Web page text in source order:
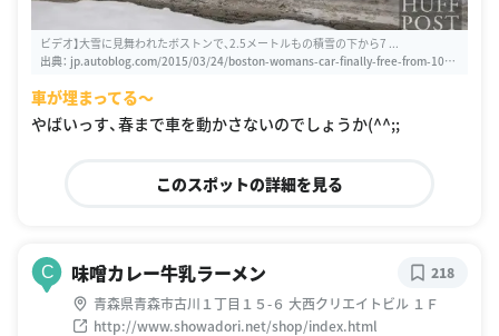
ビデオ】大雪に見舞われたボストンで、2.5メートルもの積雪の下から7 ...
出典： jp.autoblog.com/2015/03/24/boston-womans-car-finally-free-from-100-i
車が埋まってる〜
やばいっす、春まで車を動かさないのでしょうか(^^;;
このスポットの詳細を見る
C 味噌カレー牛乳ラーメン
青森県青森市古川１丁目１５-６ 大西クリエイトビル １Ｆ
http://www.showadori.net/shop/index.html
218